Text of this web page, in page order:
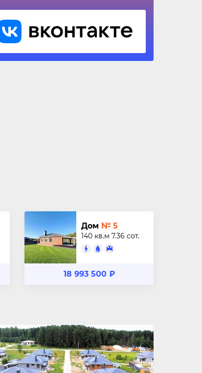
Дом № 5
140 кв.м 7.36 сот.
18 993 500 ₽